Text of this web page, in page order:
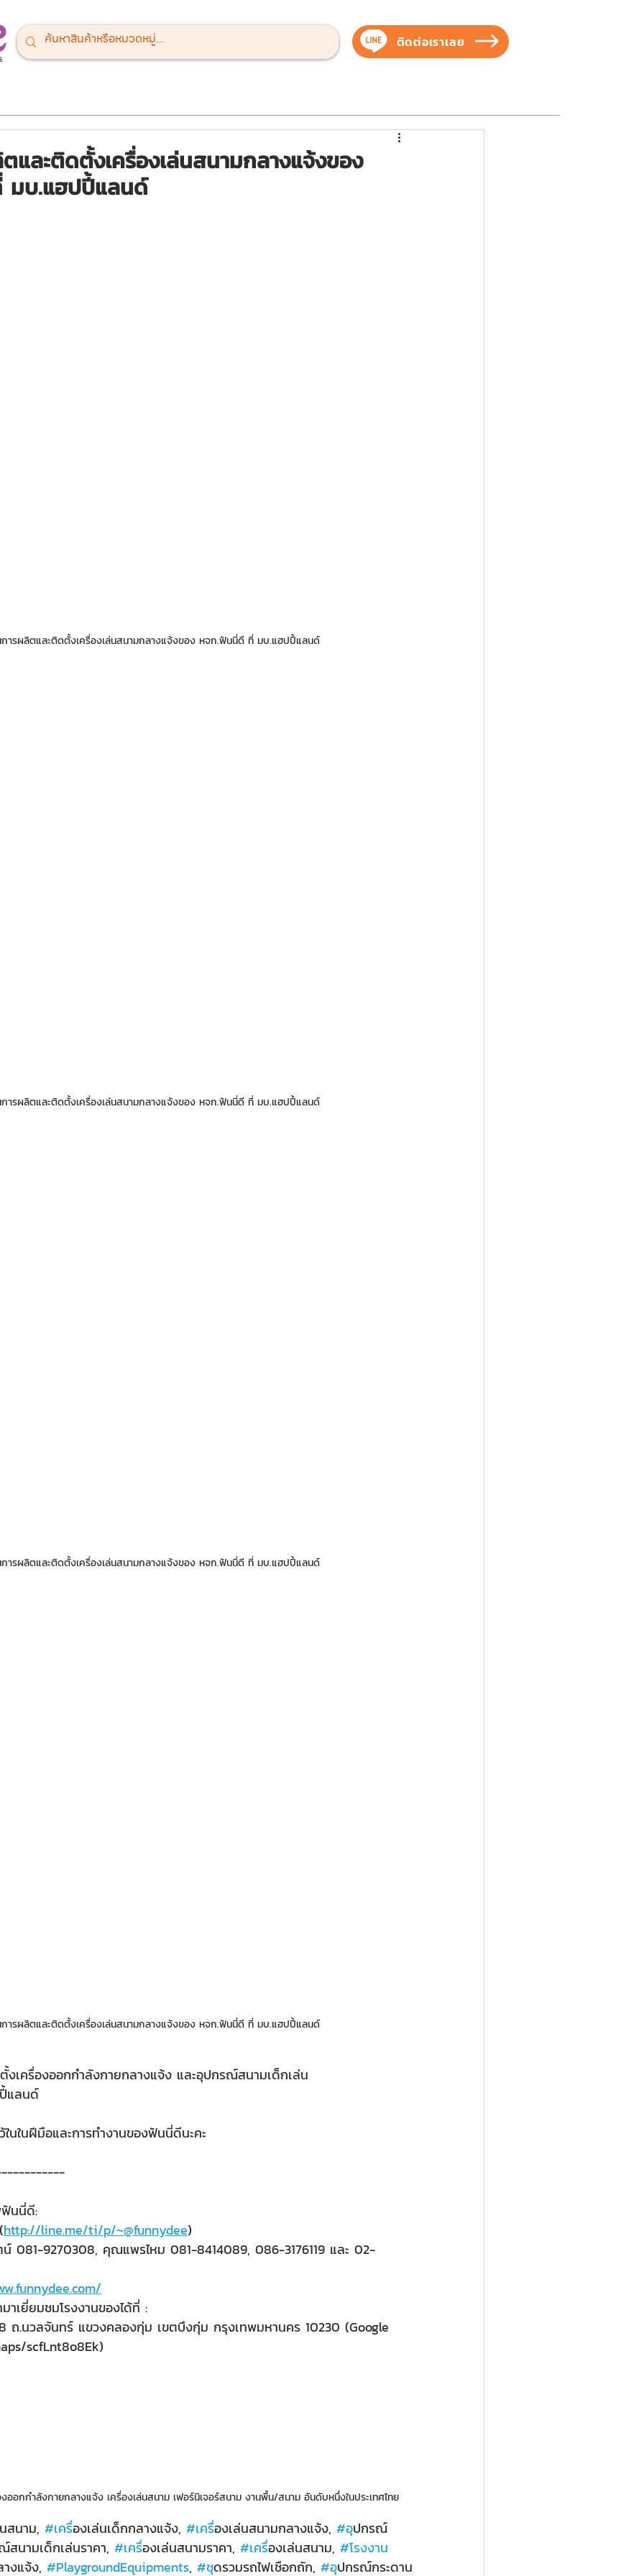
ติดต่อเราเลย
และติดตั้งเครื่องเล่นสนามกลางแจ้งของ
บ.แฮปปี้แลนด์
ารผลิตและติดตั้งเครื่องเล่นสนามกลางแจ้งของ หจก.ฟันนี่ดี ที่ มบ.แฮปปี้แลนด์
ารผลิตและติดตั้งเครื่องเล่นสนามกลางแจ้งของ หจก.ฟันนี่ดี ที่ มบ.แฮปปี้แลนด์
ารผลิตและติดตั้งเครื่องเล่นสนามกลางแจ้งของ หจก.ฟันนี่ดี ที่ มบ.แฮปปี้แลนด์
ารผลิตและติดตั้งเครื่องเล่นสนามกลางแจ้งของ หจก.ฟันนี่ดี ที่ มบ.แฮปปี้แลนด์
เครื่องออกกำลังกายกลางแจ้ง และอุปกรณ์สนามเด็กเล่น
แลนด์
นในฝีมือและการทำงานของฟันนี่ดีนะคะ
นนี่ดี:
(http://line.me/ti/p/~@funnydee)
081-9270308, คุณแพรไหม 081-8414089, 086-3176119 และ 02-
าเยี่ยมชมโรงงานของได้ที่ :
ถ.นวลจันทร์ แขวงคลองกุ่ม เขตบึงกุ่ม กรุงเทพมหานคร 10230 (Google
scfLnt8o8Ek)
ออกกำลังกายกลางแจ้ง เครื่องเล่นสนาม เฟอร์นิเจอร์สนาม งานพื้น/สนาม อันดับหนึ่งในประเทศไทย
สนาม, #เครื่องเล่นเด็กกลางแจ้ง, #เครื่องเล่นสนามกลางแจ้ง, #อุปกรณ์
สนามเด็กเล่นราคา, #เครื่องเล่นสนามราคา, #เครื่องเล่นสนาม, #โรงงาน
งแจ้ง, #PlaygroundEquipments, #ชุดรวมรถไฟเชือกถัก, #อุปกรณ์กระดาน